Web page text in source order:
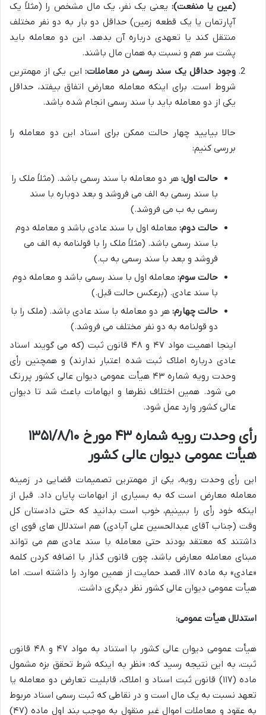
(عین یا منفعت): یعنی یک نفر، یک مال مشخص را (مثلاً یک
آپارتمان یا یک قطعه زمین) حداقل دو بار به دو نفر مختلف
منتقل کند یا تعهدی درباره آن بدهد. این دو معامله باید
پشت سر هم و نسبت به همان مال باشند.
وجود حداقل یک سند رسمی در معاملات: این یکی از مهمترین
شروط است. برای اینکه معامله معارض اتفاق بیفتد، حداقل
یکی از دو معامله باید با سند رسمی انجام شده باشد.
حالا بیایید چهار حالت ممکن برای اسناد این دو معامله را
بررسی کنیم:
حالت اول: هر دو معامله با سند رسمی باشد. (مثلاً ملک را
با سند رسمی به الف می فروشد و بعد دوباره با سند
رسمی به ب می فروشد.)
حالت دوم: معامله اول با سند عادی باشد و معامله دوم
با سند رسمی باشد. (مثلاً ملک را با قولنامه به الف می
فروشد و بعد با سند رسمی به ب.)
حالت سوم: معامله اول با سند رسمی باشد و معامله دوم
با سند عادی. (برعکس حالت قبل.)
حالت چهارم: هر دو معامله با سند عادی باشد. (ملک را با
دو قولنامه به دو نفر مختلف می فروشد.)
اینجا اهمیت مواد ۴۷ و ۴۸ قانون ثبت (که می گویند اسناد
عادی درباره املاک ثبت شده اعتبار ندارند) و همچنین رأی
وحدت رویه شماره ۴۳ هیأت عمومی دیوان عالی کشور پررنگ
می شود. همین اختلاف نظرها و ابهامات باعث شد تا دیوان
عالی کشور وارد عمل شود.
رأی وحدت رویه شماره ۴۳ مورخ ۱۳۵۱/۸/۱۰
هیأت عمومی دیوان عالی کشور
این رأی وحدت رویه، یکی از مهمترین تصمیمات قضایی در زمینه
معامله معارض است که به بسیاری از ابهامات پایان داد. قبل از
اینکه خود رأی را ببینیم، خوب است بدانید که حتی دادستان کل
وقت (جناب آقای عبدالحسین علی آبادی) هم استدلال های قوی ای
داشتند که معتقد بودند حتی معامله با سند عادی هم می تواند
مبنای معامله معارض باشد، چون قانون گذار با اضافه کردن کلمه
«عادی» به ماده ۱۱۷، قصد حمایت از همین موارد را داشته است. اما
هیأت عمومی دیوان عالی کشور نظر دیگری داشت.
استدلال هیأت عمومی:
هیأت عمومی دیوان عالی کشور با استناد به مواد ۴۷ و ۴۸ قانون
ثبت، به این نتیجه رسید که: «نظر به اینکه شرط تحقق بزه مشمول
ماده (۱۱۷) قانون ثبت اسناد و املاک، قابلیت تعارض دو معامله یا
تعهد نسبت به یک مال است و در نقاطی که ثبت رسمی اسناد مربوط
به عقود و معاملات اموال غیر منقول به موجب بند اول ماده (۴۷)